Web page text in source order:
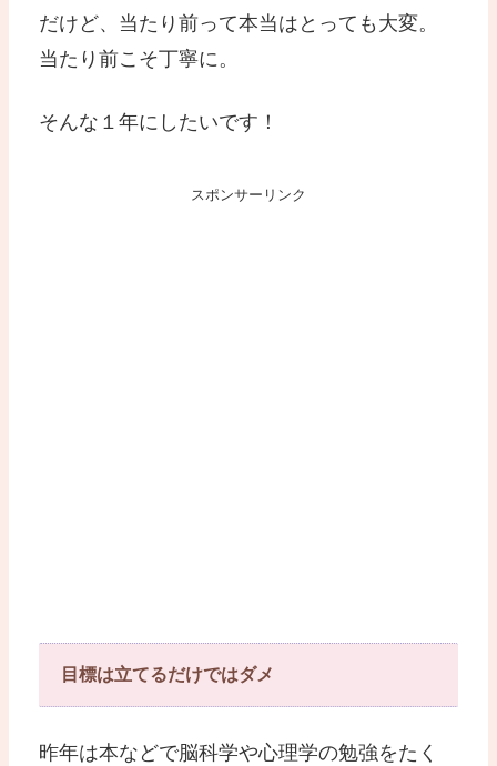
だけど、当たり前って本当はとっても大変。
当たり前こそ丁寧に。
そんな１年にしたいです！
スポンサーリンク
目標は立てるだけではダメ
昨年は本などで脳科学や心理学の勉強をたく